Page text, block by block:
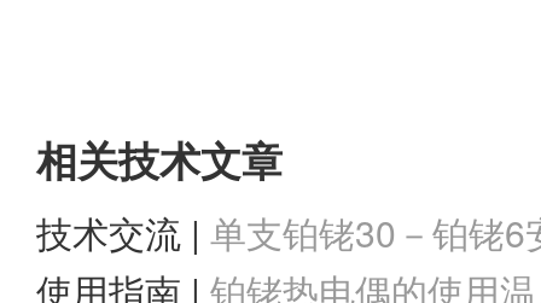
相关技术文章
技术交流 | 单支铂铑30－铂铑6
wrp-010热
使用指南 | 铂铑热电偶的使用